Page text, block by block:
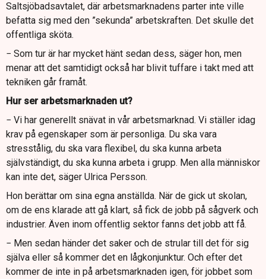
Saltsjöbadsavtalet, där arbetsmarknadens parter inte ville
befatta sig med den ”sekunda” arbetskraften. Det skulle det
offentliga sköta.
− Som tur är har mycket hänt sedan dess, säger hon, men
menar att det samtidigt också har blivit tuffare i takt med att
tekniken går framåt.
Hur ser arbetsmarknaden ut?
− Vi har generellt snävat in vår arbetsmarknad. Vi ställer idag
krav på egenskaper som är personliga. Du ska vara
stresstålig, du ska vara flexibel, du ska kunna arbeta
självständigt, du ska kunna arbeta i grupp. Men alla människor
kan inte det, säger Ulrica Persson.
Hon berättar om sina egna anställda. När de gick ut skolan,
om de ens klarade att gå klart, så fick de jobb på sågverk och
industrier. Även inom offentlig sektor fanns det jobb att få.
− Men sedan händer det saker och de strular till det för sig
själva eller så kommer det en lågkonjunktur. Och efter det
kommer de inte in på arbetsmarknaden igen, för jobbet som